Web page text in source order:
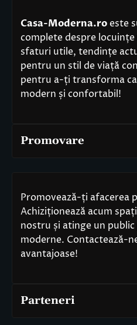
Casa-Moderna.roeste
complete despre
sfaturi utile, tendințe
pentru un stil de viață
pentru a-ți transforma
modern și confortabil!
Promovare
Promovează-ți afacerea
Achiziționează acum
nostru și atinge un
moderne. Contactează-
avantajoase!
Parteneri